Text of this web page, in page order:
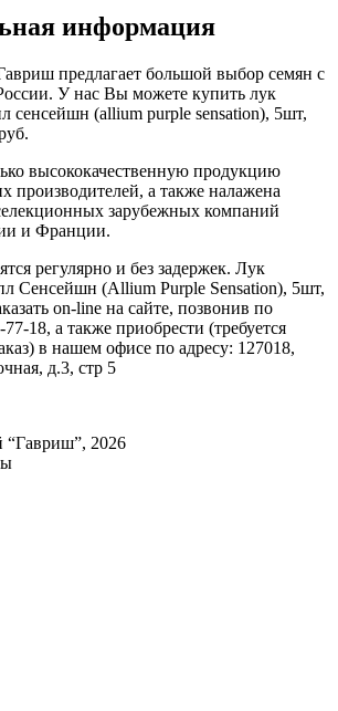
информация
предлагает большой выбор семян с
У нас Вы можете купить лук
сенсейшн (allium purple sensation), 5шт,
высококачественную продукцию
производителей, а также налажена
зарубежных компаний
и Франции.
регулярно и без задержек. Лук
Сенсейшн (Allium Purple Sensation), 5шт,
on-line на сайте, позвонив по
18, а также приобрести (требуется
в нашем офисе по адресу: 127018,
д.3, стр 5
2026